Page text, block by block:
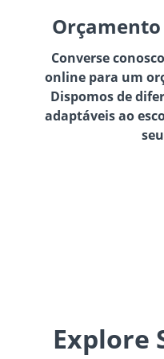
Converse
online para um
Dispomos de
adaptáveis ao
Explore